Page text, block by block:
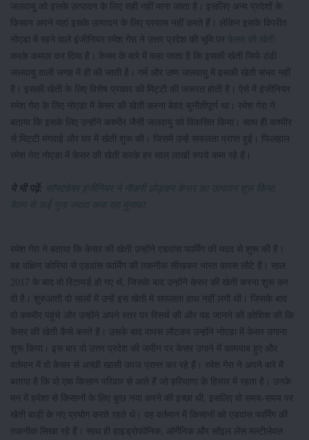
जलवायु को इसके उत्पादन के लिए सही नहीं माना जाता है। इसलिए अन्य प्रदेशों के
किसान अपने यहां इसके उत्पादन के लिए प्रयास नहीं करते हैं। लेकिन इसके विपरीत
नोएडा में रहने वाले इंजीनियर रमेश गेरा ने उत्तर प्रदेश की भूमि पर
केसर की खेती
करके कमाल कर दिया है। केसर के बारे में कहा जाता है कि इसकी खेती सिर्फ ठंडी
जलवायु वाली जगह में ही की जाती है। गर्म और उष्ण जलवायु में इसकी खेती संभव नहीं
है। इसकी खेती के लिए विशेष प्रकार की मिट्टी की जरूरत होती है। ऐसे में इंजीनियर
रमेश गेरा के लिए नोएडा में केसर की खेती करना बेहद चुनौतीपूर्ण था। रमेश गेरा ने
बताया कि इसके लिए उन्होंने कश्मीर जैसी जलवायु को विकसित किया। साथ ही कश्मीर
से मिट्टी मंगवाई और घर में खेती शुरू की। जिसमें उन्हें सफलता प्राप्त हुई। फिलहाल
रमेश गेरा नोएडा में केसर की खेती करके हर साल लाखों रुपये कमा रहे हैं।
ये भी पढ़ें: सॉफ्टवेयर इंजीनियर ने नौकरी छोड़कर केसर का उत्पादन शुरू किया,
वेतन से कई गुना ज्यादा कमा रहा मुनाफा
रमेश गेरा ने बताया कि केसर की खेती उन्होंने एडवांस फार्मिंग की मदद से शुरू की है।
वह दक्षिण कोरिया से एडवांस फार्मिंग की तकनीक सीखकर भारत वापस लौटे हैं। साल
2017 के बाद वो रिटायर्ड हो गए थे, जिसके बाद उन्होंने केसर की खेती करना शुरू कर
दी है। शुरुआती दो सालों में उन्हें इस खेती में सफलता हाथ नहीं लगी थी। जिसके बाद
वो कश्मीर पहुंचे और उन्होंने अपने स्तर पर रिसर्च की और यह जानने की कोशिश की कि
केसर की खेती कैसे करते हैं। उसके बाद वापस लौटकर उन्होंने नोएडा में केसर उगाना
शुरू किया। इस बार वो उत्तर प्रदेश की जमीन पर केसर उगाने में कामयाब हुए और
वर्तमान में वो केसर से अच्छी खासी उपज प्राप्त कर रहे हैं। रमेश गेरा ने अपने बारे में
बताया है कि वो एक किसान परिवार से आते हैं जो हरियाणा के हिसार में रहता है। उनके
मन में हमेशा से किसानों के लिए कुछ नया करने की इच्छा थी, इसलिए वो समय-समय पर
खेती बाड़ी के नए प्रयोग करते रहते थे। वह वर्तमान में किसानों को एडवांस फार्मिंग की
तकनीक सिखा रहे हैं। साथ ही हाइड्रोफोनिक, ऑर्गेनिक और सॉइल लेस मल्टीलेवल